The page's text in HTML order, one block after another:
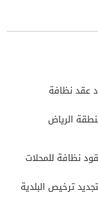
عقد نظافة
الرياض
نظافة للمحلات
ترخيص البلدية